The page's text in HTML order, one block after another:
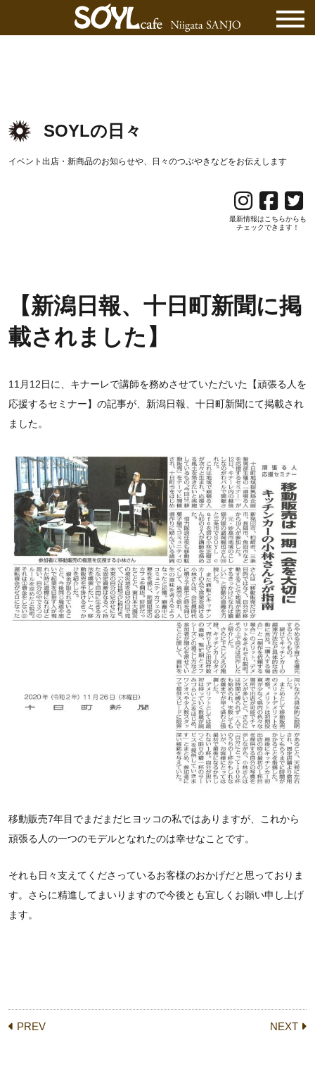
SOYLの日々
イベント出店・新商品のお知らせや、日々のつぶやきなどをお伝えします
最新情報はこちらからも
チェックできます！
【新潟日報、十日町新聞に掲
載されました】
11月12日に、キナーレで講師を務めさせていただいた【頑張る人を
応援するセミナー】の記事が、新潟日報、十日町新聞にて掲載され
ました。
移動販売7年目でまだまだヒヨッコの私ではありますが、これから
頑張る人の一つのモデルとなれたのは幸せなことです。
それも日々支えてくださっているお客様のおかげだと思っておりま
す。さらに精進してまいりますので今後とも宜しくお願い申し上げ
ます。
PREV NEXT